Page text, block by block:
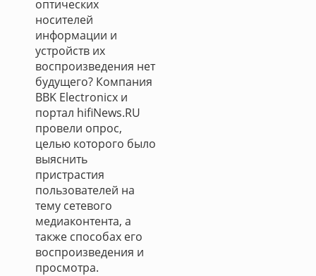
оптических
носителей
информации и
устройств их
воспроизведения нет
будущего? Компания
BBK Electronicx и
портал hifiNews.RU
провели опрос,
целью которого было
выяснить
пристрастия
пользователей на
тему сетевого
медиаконтента, а
также способах его
воспроизведения и
просмотра.